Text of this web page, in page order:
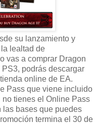
su lanzamiento y
lealtad de
vas a comprar Dragon
podrás descargar
online de EA.
Pass que viene incluido
tienes el Online Pass
las bases que puedes
termina el 30 de